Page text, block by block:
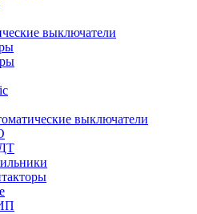
выключатели
выключатели